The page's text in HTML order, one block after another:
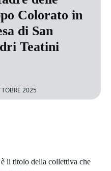
Colorato in
di San
Teatini
2025
il titolo della collettiva che